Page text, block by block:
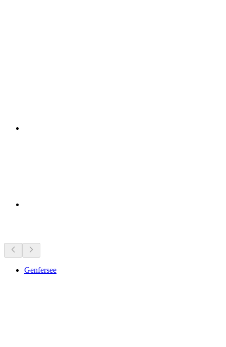
Genfersee